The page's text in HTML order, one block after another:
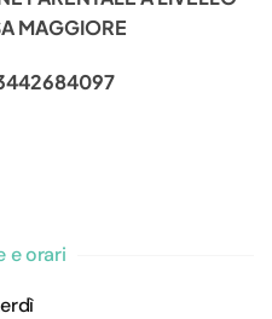
MAGGIORE
e orari